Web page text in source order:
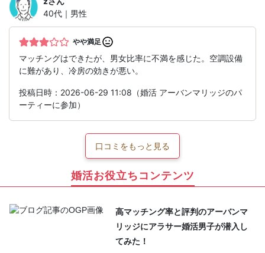
40代｜男性
やや満足
マッチングはできたが、男女比率に不満を感じた。空調設備
に難があり、冷房の効きが悪い。
投稿日時：2026-06-29 11:08（婚活 アーバンマリッジのパ
ーティーに参加）
口コミをもっと見る
婚活お役立ちコンテンツ
高マッチング率と評判のアーバンマ
リッジにアラサー婚活男子が潜入し
てみた！